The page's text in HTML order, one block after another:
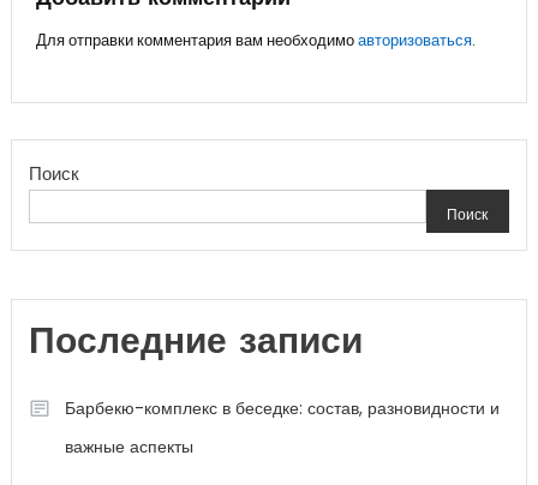
Для отправки комментария вам необходимоавторизоваться.
Поиск
Поиск
Последние записи
Барбекю-комплекс в беседке: состав, разновидности и
важные аспекты